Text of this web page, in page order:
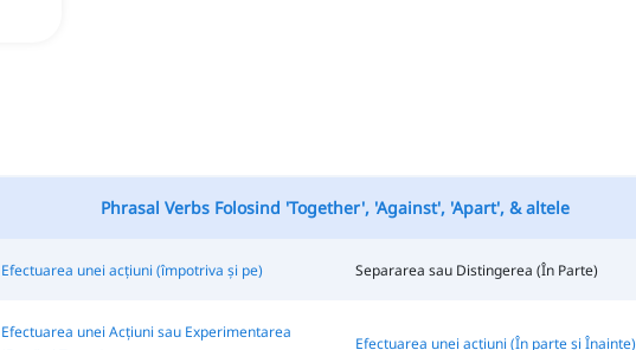
Phrasal Verbs Folosind 'Together', 'Against', 'Apart', & altele
Efectuarea unei acțiuni (împotriva și pe) Separarea sau Distingerea (În Parte)
Efectuarea unei Acțiuni sau Experimentarea
Efectuarea unei acțiuni (În parte și Înainte)